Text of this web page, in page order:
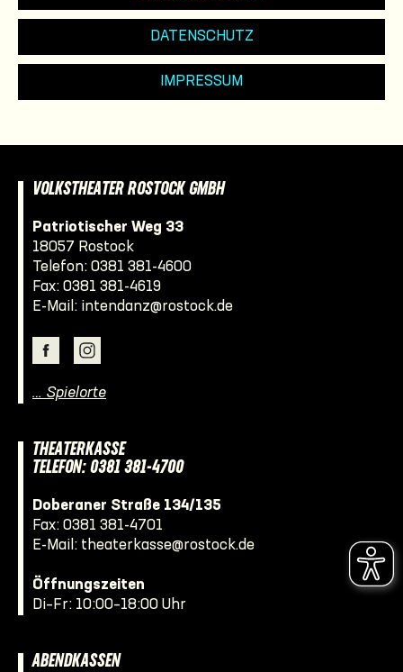
DATENSCHUTZ
IMPRESSUM
VOLKSTHEATER ROSTOCK GMBH
Patriotischer Weg 33
18057 Rostock
Telefon: 0381 381-4600
Fax: 0381 381-4619
E-Mail: intendanz@rostock.de
… Spielorte
THEATERKASSE
TELEFON: 0381 381-4700
Doberaner Straße 134/135
Fax: 0381 381-4701
E-Mail: theaterkasse@rostock.de
Öffnungszeiten
Di–Fr: 10:00–18:00 Uhr
ABENDKASSEN